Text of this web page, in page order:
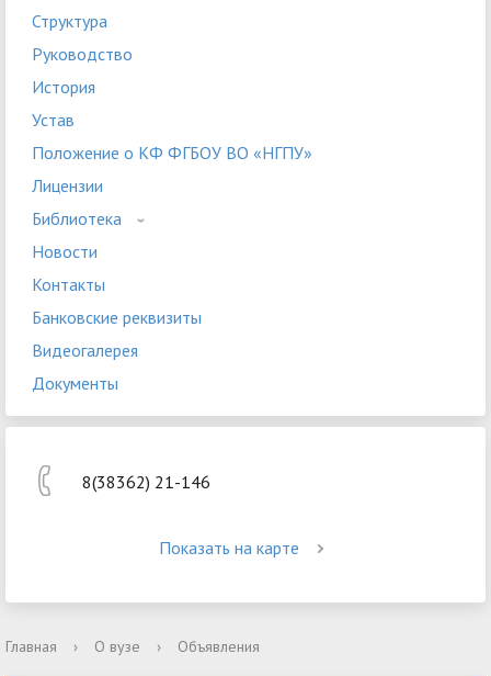
Структура
Руководство
История
Устав
Положение о КФ ФГБОУ ВО «НГПУ»
Лицензии
Библиотека
Новости
Контакты
Банковские реквизиты
Видеогалерея
Документы
8(38362) 21-146
Показать на карте
Главная › О вузе › Объявления